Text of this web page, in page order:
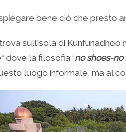
bene ciò che presto
sull’isola di Kunfunadhoo
dove la filosofia “no shoes-no
luogo informale, ma al